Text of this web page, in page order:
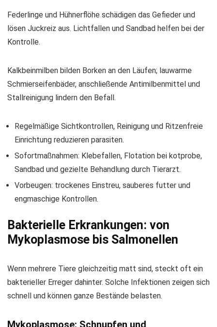
Federlinge und Hühnerflöhe schädigen das Gefieder und
lösen Juckreiz aus. Lichtfallen und Sandbad helfen bei der
Kontrolle.
Kalkbeinmilben bilden Borken an den Läufen; lauwarme
Schmierseifenbäder, anschließende Antimilbenmittel und
Stallreinigung lindern den Befall.
Regelmäßige Sichtkontrollen, Reinigung und Ritzenfreie
Einrichtung reduzieren parasiten.
Sofortmaßnahmen: Klebefallen, Flotation bei kotprobe,
Sandbad und gezielte Behandlung durch Tierarzt.
Vorbeugen: trockenes Einstreu, sauberes futter und
engmaschige Kontrollen.
Bakterielle Erkrankungen: von
Mykoplasmose bis Salmonellen
Wenn mehrere Tiere gleichzeitig matt sind, steckt oft ein
bakterieller Erreger dahinter. Solche Infektionen zeigen sich
schnell und können ganze Bestände belasten.
Mykoplasmose: Schnupfen und